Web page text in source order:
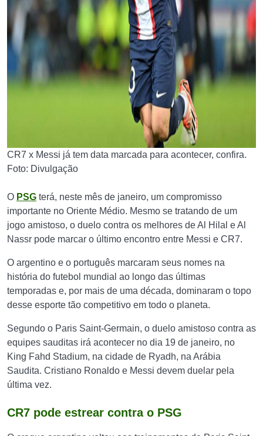
CR7 x Messi já tem data marcada para acontecer, confira.
Foto: Divulgação
O PSG terá, neste mês de janeiro, um compromisso
importante no Oriente Médio. Mesmo se tratando de um
jogo amistoso, o duelo contra os melhores de Al Hilal e Al
Nassr pode marcar o último encontro entre Messi e CR7.
O argentino e o português marcaram seus nomes na
história do futebol mundial ao longo das últimas
temporadas e, por mais de uma década, dominaram o topo
desse esporte tão competitivo em todo o planeta.
Segundo o Paris Saint-Germain, o duelo amistoso contra as
equipes sauditas irá acontecer no dia 19 de janeiro, no
King Fahd Stadium, na cidade de Ryadh, na Arábia
Saudita. Cristiano Ronaldo e Messi devem duelar pela
última vez.
CR7 pode estrear contra o PSG